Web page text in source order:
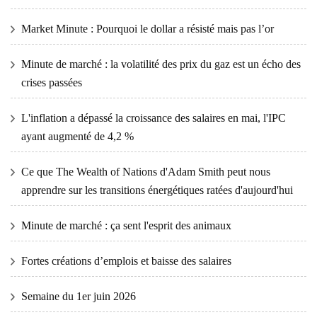
Market Minute : Pourquoi le dollar a résisté mais pas l’or
Minute de marché : la volatilité des prix du gaz est un écho des
crises passées
L'inflation a dépassé la croissance des salaires en mai, l'IPC
ayant augmenté de 4,2 %
Ce que The Wealth of Nations d'Adam Smith peut nous
apprendre sur les transitions énergétiques ratées d'aujourd'hui
Minute de marché : ça sent l'esprit des animaux
Fortes créations d’emplois et baisse des salaires
Semaine du 1er juin 2026